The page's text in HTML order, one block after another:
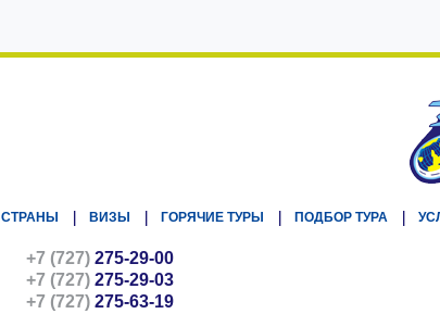
СТРАНЫ ВИЗЫ ГОРЯЧИЕ ТУРЫ ПОДБОР ТУРА
+7 (727) 275-29-00
+7 (727) 275-29-03
+7 (727) 275-63-19